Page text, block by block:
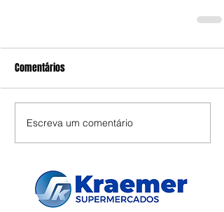
Comentários
Escreva um comentário